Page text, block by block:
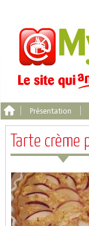
Présentation
Tarte